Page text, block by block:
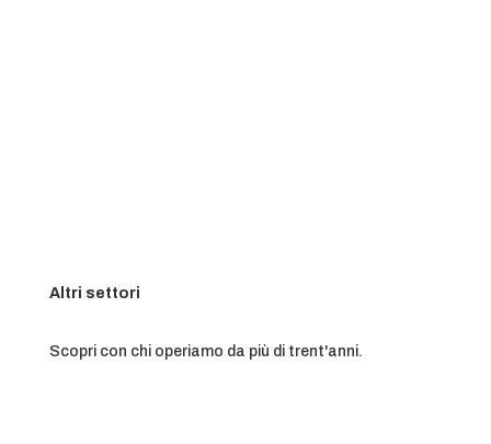
Altri settori
Scopri con chi operiamo da più di trent'anni.